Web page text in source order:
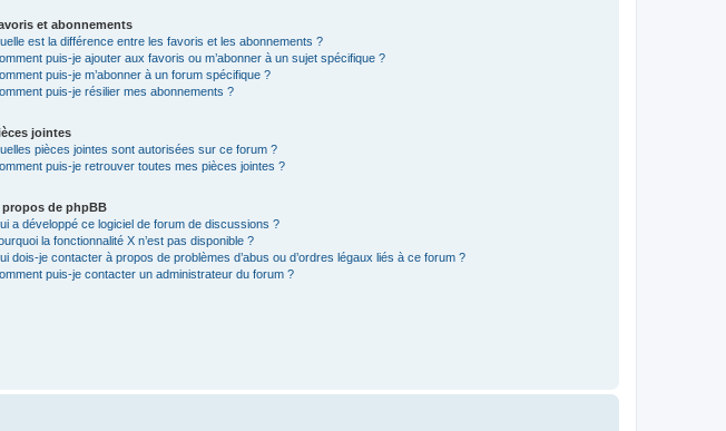
et abonnements
est la différence entre les favoris et les abonnements ?
puis-je ajouter aux favoris ou m’abonner à un sujet spécifique ?
puis-je m’abonner à un forum spécifique ?
puis-je résilier mes abonnements ?
jointes
pièces jointes sont autorisées sur ce forum ?
puis-je retrouver toutes mes pièces jointes ?
propos de phpBB
a développé ce logiciel de forum de discussions ?
la fonctionnalité X n’est pas disponible ?
dois-je contacter à propos de problèmes d’abus ou d’ordres légaux liés à ce forum ?
puis-je contacter un administrateur du forum ?